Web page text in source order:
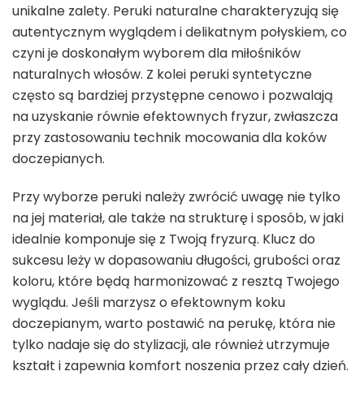
unikalne zalety. Peruki naturalne charakteryzują się
autentycznym wyglądem i delikatnym połyskiem, co
czyni je doskonałym wyborem dla miłośników
naturalnych włosów. Z kolei peruki syntetyczne
często są bardziej przystępne cenowo i pozwalają
na uzyskanie równie efektownych fryzur, zwłaszcza
przy zastosowaniu technik mocowania dla koków
doczepianych.
Przy wyborze peruki należy zwrócić uwagę nie tylko
na jej materiał, ale także na strukturę i sposób, w jaki
idealnie komponuje się z Twoją fryzurą. Klucz do
sukcesu leży w dopasowaniu długości, grubości oraz
koloru, które będą harmonizować z resztą Twojego
wyglądu. Jeśli marzysz o efektownym koku
doczepianym, warto postawić na perukę, która nie
tylko nadaje się do stylizacji, ale również utrzymuje
kształt i zapewnia komfort noszenia przez cały dzień.